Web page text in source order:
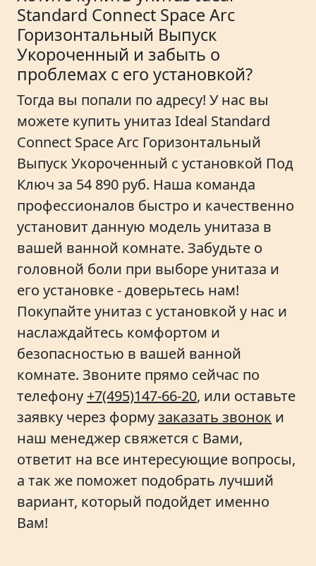
Standard Connect Space Arc
Горизонтальный Выпуск
Укороченный и забыть о
проблемах с его установкой?
Тогда вы попали по адресу! У нас вы
можете купить унитаз Ideal Standard
Connect Space Arc Горизонтальный
Выпуск Укороченный с установкой Под
Ключ за 54 890 руб. Наша команда
профессионалов быстро и качественно
установит данную модель унитаза в
вашей ванной комнате. Забудьте о
головной боли при выборе унитаза и
его установке - доверьтесь нам!
Покупайте унитаз с установкой у нас и
наслаждайтесь комфортом и
безопасностью в вашей ванной
комнате. Звоните прямо сейчас по
телефону +7(495)147-66-20, или оставьте
заявку через формузаказать звонок и
наш менеджер свяжется с Вами,
ответит на все интересующие вопросы,
а так же поможет подобрать лучший
вариант, который подойдет именно
Вам!